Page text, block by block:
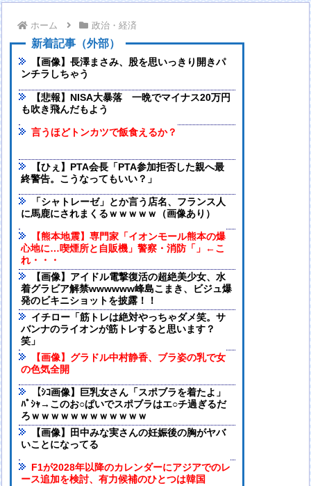
ホーム 政治・経済
新着記事（外部）
【画像】長澤まさみ、股を思いっきり開きパ
ンチラしちゃう
【悲報】NISA大暴落 一晩でマイナス20万円
も吹き飛んだもよう
言うほどトンカツで飯食えるか？
【ひぇ】PTA会長「PTA参加拒否した親へ最
終警告。こうなってもいい？」
「シャトレーゼ」とか言う店名、フランス人
に馬鹿にされまくるｗｗｗｗｗ（画像あり）
【熊本地震】専門家「イオンモール熊本の爆
心地に…喫煙所と自販機」警察・消防「」←こ
れ・・・
【画像】アイドル電撃復活の超絶美少女、水
着グラビア解禁wwwwww峰島こまき、ビジュ爆
発のビキニショットを披露！！
イチロー「筋トレは絶対やっちゃダメ笑。サ
バンナのライオンが筋トレすると思います？
笑」
【画像】グラドル中村静香、ブラ姿の乳で女
の色気全開
【ｼｺ画像】巨乳女さん「スポブラを着たよ」
ﾊﾟｼｬ→このお○ぱいでスポブラはエ○チ過ぎるだ
ろｗｗｗｗｗｗｗｗｗｗｗｗ
【画像】田中みな実さんの妊娠後の胸がヤバ
いことになってる
F1が2028年以降のカレンダーにアジアでのレ
ース追加を検討、有力候補のひとつは韓国